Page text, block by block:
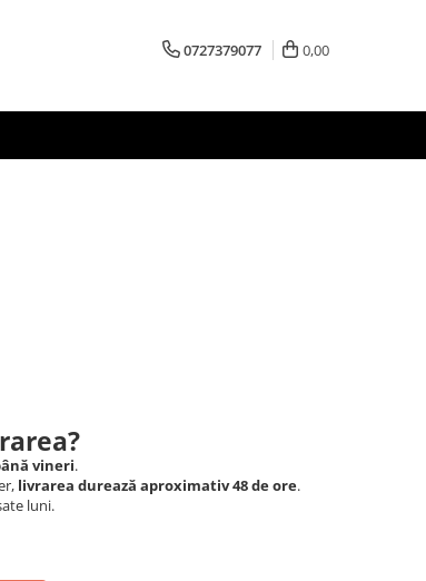
0727379077 0,00
vineri.
livrarea durează aproximativ 48 de ore.
luni.